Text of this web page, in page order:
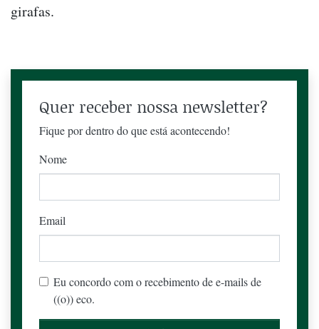
girafas.
Quer receber nossa newsletter?
Fique por dentro do que está acontecendo!
Nome
Email
Eu concordo com o recebimento de e-mails de
((o)) eco.